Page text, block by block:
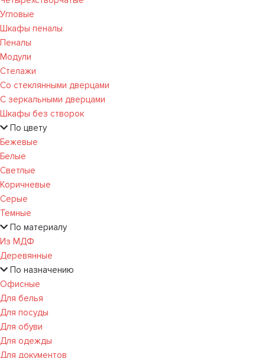
Угловые
Шкафы пеналы
Пеналы
Модули
Стелажи
Со стеклянными дверцами
С зеркальными дверцами
Шкафы без створок
По цвету
Бежевые
Белые
Светлые
Коричневые
Серые
Темные
По материалу
Из МДФ
Деревянные
По назначению
Офисные
Для белья
Для посуды
Для обуви
Для одежды
Для документов